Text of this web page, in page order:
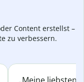
Content erstellst –
zu verbessern.